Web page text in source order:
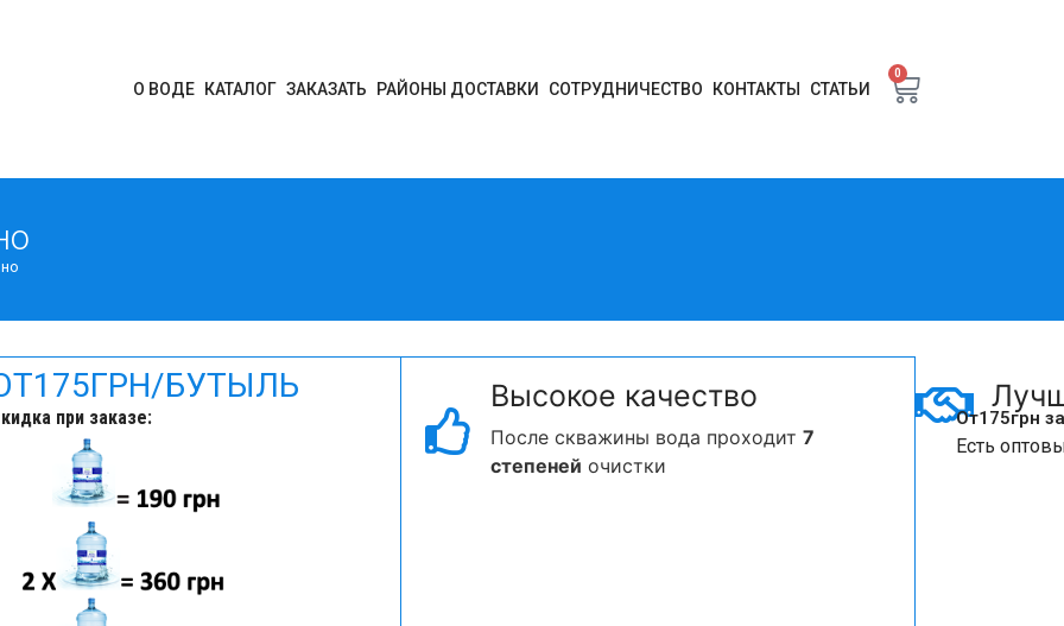
О ВОДЕ КАТАЛОГ ЗАКАЗАТЬ РАЙОНЫ ДОСТАВКИ СОТРУДНИЧЕСТВО КОНТАКТЫ СТАТЬИ
0
175ГРН/БУТЫЛЬ
при заказе:
Высокое качество
После скважины вода проходит 7
степеней очистки
От175грн
Есть